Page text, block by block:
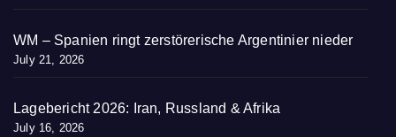
WM – Spanien ringt zerstörerische Argentinier nieder
July 21, 2026
Lagebericht 2026: Iran, Russland & Afrika
July 16, 2026